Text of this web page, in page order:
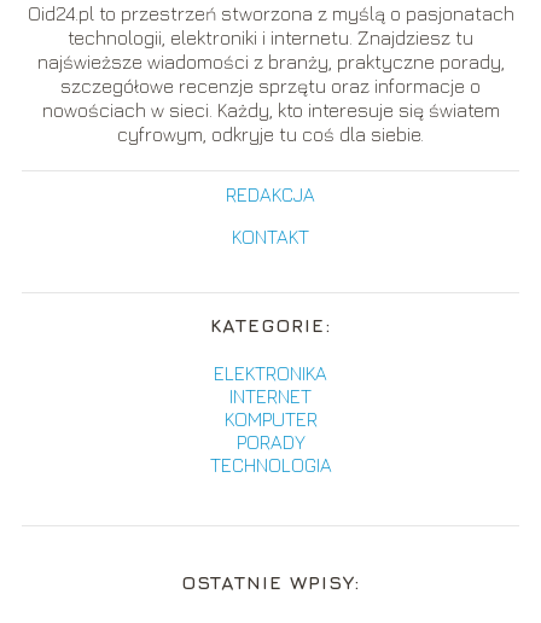
Oid24.pl to przestrzeń stworzona z myślą o pasjonatach
technologii, elektroniki i internetu. Znajdziesz tu
najświeższe wiadomości z branży, praktyczne porady,
szczegółowe recenzje sprzętu oraz informacje o
nowościach w sieci. Każdy, kto interesuje się światem
cyfrowym, odkryje tu coś dla siebie.
REDAKCJA
KONTAKT
KATEGORIE:
ELEKTRONIKA
INTERNET
KOMPUTER
PORADY
TECHNOLOGIA
OSTATNIE WPISY: